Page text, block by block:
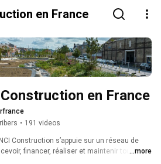
en France
en France
• 191 videos
Construction s’appuie sur un réseau de
financer, réaliser et maintenir tout ...more